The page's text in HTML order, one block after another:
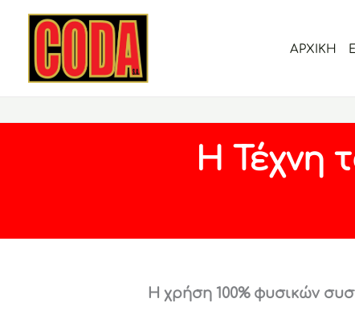
Μετάβαση
περιεχόμενο
ΑΡΧΙΚΗ
Η Τέχνη
Η χρήση 100% φυσικών